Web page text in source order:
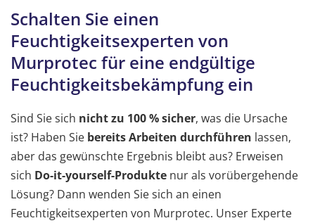
Schalten Sie einen
Feuchtigkeitsexperten von
Murprotec für eine endgültige
Feuchtigkeitsbekämpfung ein
Sind Sie sich nicht zu 100 % sicher, was die Ursache
ist? Haben Sie bereits Arbeiten durchführen lassen,
aber das gewünschte Ergebnis bleibt aus? Erweisen
sich Do-it-yourself-Produkte nur als vorübergehende
Lösung? Dann wenden Sie sich an einen
Feuchtigkeitsexperten von Murprotec. Unser Experte